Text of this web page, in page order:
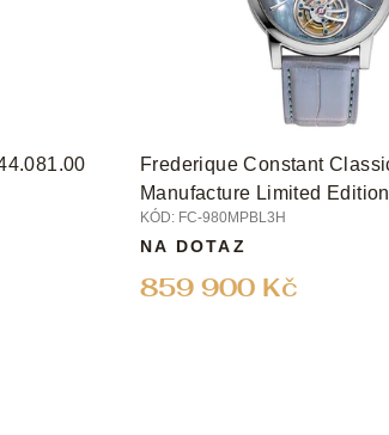
Frederique Constant
Manufacture Limited Edition
KÓD: FC-980MPBL3H
859 900 Kč
NA DOTAZ